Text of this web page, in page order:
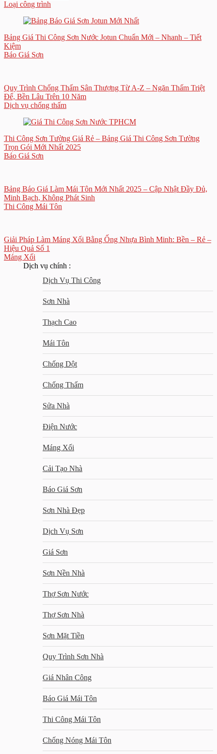
Loại công trình
Bảng Giá Thi Công Sơn Nước Jotun Chuẩn Mới – Nhanh – Tiết
Kiệm
Báo Giá Sơn
Quy Trình Chống Thấm Sân Thượng Từ A-Z – Ngăn Thấm Triệt
Để, Bền Lâu Trên 10 Năm
Dịch vụ chống thấm
Thi Công Sơn Tường Giá Rẻ – Bảng Giá Thi Công Sơn Tường
Trọn Gói Mới Nhất 2025
Báo Giá Sơn
Bảng Báo Giá Làm Mái Tôn Mới Nhất 2025 – Cập Nhật Đầy Đủ,
Minh Bạch, Không Phát Sinh
Thi Công Mái Tôn
Giải Pháp Làm Máng Xối Bằng Ống Nhựa Bình Minh: Bền – Rẻ –
Hiệu Quả Số 1
Máng Xối
Dịch vụ chính :
Dịch Vụ Thi Công
Sơn Nhà
Thạch Cao
Mái Tôn
Chống Dột
Chống Thấm
Sửa Nhà
Điện Nước
Máng Xối
Cải Tạo Nhà
Báo Giá Sơn
Sơn Nhà Đẹp
Dịch Vụ Sơn
Giá Sơn
Sơn Nền Nhà
Thợ Sơn Nước
Thợ Sơn Nhà
Sơn Mặt Tiền
Quy Trình Sơn Nhà
Giá Nhân Công
Báo Giá Mái Tôn
Thi Công Mái Tôn
Chống Nóng Mái Tôn